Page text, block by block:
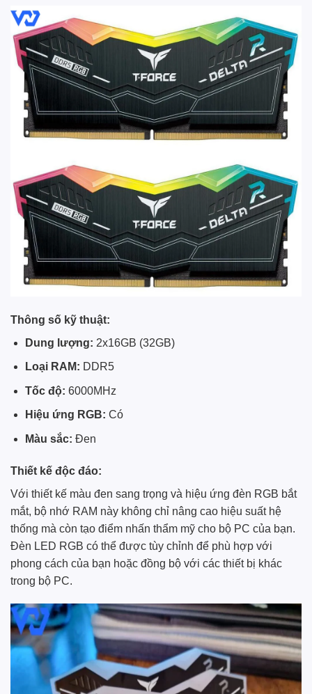
Thông số kỹ thuật:
Dung lượng: 2x16GB (32GB)
Loại RAM: DDR5
Tốc độ: 6000MHz
Hiệu ứng RGB: Có
Màu sắc: Đen
Thiết kế độc đáo:
Với thiết kế màu đen sang trọng và hiệu ứng đèn RGB bắt
mắt, bộ nhớ RAM này không chỉ nâng cao hiệu suất hệ
thống mà còn tạo điểm nhấn thẩm mỹ cho bộ PC của bạn.
Đèn LED RGB có thể được tùy chỉnh để phù hợp với
phong cách của bạn hoặc đồng bộ với các thiết bị khác
trong bộ PC.